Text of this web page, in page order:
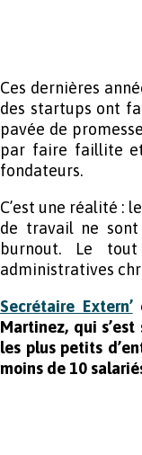
Ces dernières
des startups ont
pavée de
par faire faillite
fondateurs.
C’est une réalité :
de travail ne sont
burnout. Le
administratives
Secrétaire Extern’
Martinez, qui
les plus petits
moins de 10